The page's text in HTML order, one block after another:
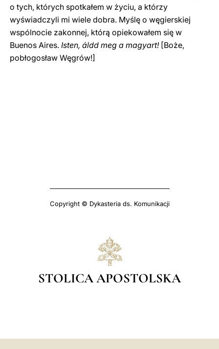
o tych, których spotkałem w życiu, a którzy
wyświadczyli mi wiele dobra. Myślę o węgierskiej
wspólnocie zakonnej, którą opiekowałem się w
Buenos Aires. Isten, áldd meg a magyart![Boże,
pobłogosław Węgrów!]
Copyright © Dykasteria ds. Komunikacji
STOLICA APOSTOLSKA